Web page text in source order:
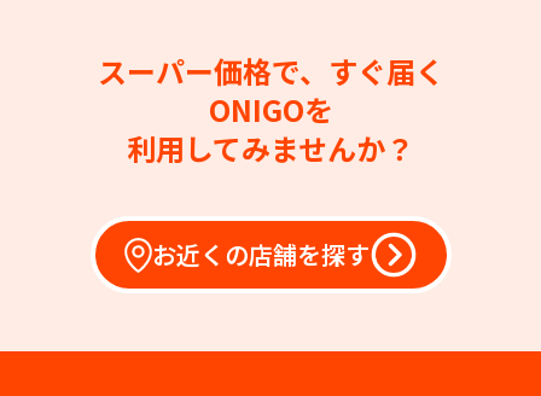
スーパー価格で、すぐ届く
ONIGOを
利用してみませんか？
お近くの店舗を探す